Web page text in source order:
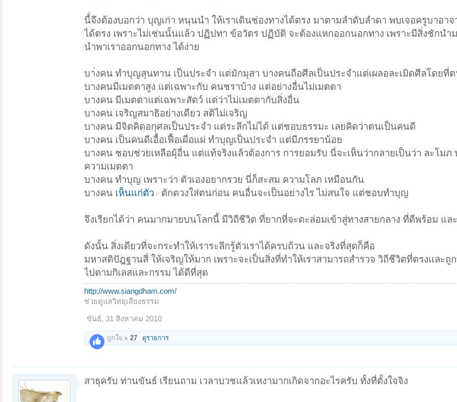
นี้่จึงต้องบอกว่า บุญเก่า หนุนนำ ให้เราเดินช่องทางได้ตรง มาตามลำดับลำดา พบเจอครูบาอา
ได้ตรง เพราะไม่เช่นนั้นแล้ว ปฏิปทา ข้อวัตร ปฏิบัติ จะต้องแหกออกนอกทาง เพราะมีสิ่งชักนำ
นำพาเราออกนอกทาง ได้ง่าย
บา่งคน ทำบุญสุนทาน เป็นประจำ แต่มักมุสา บางคนถือศีลเป็นประจำแต่เผลอละเมิดศีลโดยที่ต
บางคนมีเมตตาสูง แต่เฉพาะกับ คนชราบ้าง แต่อย่างอื่นไม่เมตตา
บางคน มีเมตตาแต่เฉพาะสัตว์ แต่ว่าไม่เมตตากับสิ่งอื่น
บางคน เจริญสมาธิอย่างเดียว สติไม่เจริญ
บางคน มีจิตคิดอกุศลเป็นประจำ แต่ระลึกไม่ได้ แต่ชอบธรรมะ เลยคิดว่าตนเป็นคนดี
บางคน เป็นคนดีเอื้อเฟื้อเผื่อแผ่ ทำบุญเป็นประจำ แต่มีภรรยาน้อย
บางคน ชอบช่วยเหลือผุ้อื่น แต่แท้จริงแล้วต้องการ การยอมรับ นี่จะเห็นว่ากลายเป็นว่า ละโมภ
ความเมตตา
บางคน ทำบุญ เพราะว่า ตัวเองอยากรวย นี่ก็สะสม ความโลภ เหมือนกัน
บางคน เห็นแก่ตัว ตักตวงใส่ตนก่อน คนอื่นจะเป็นอย่างไร ไม่สนใจ แต่ชอบทำบุญ
จึงเรียกได้ว่า คนมากมายบนโลกนี้ มีวิถีชีวิต ที่ยากที่จะตะล่อมเข้าสู่ทางสายกลาง ที่ดีพร้อม แล
ดังนั้น สิ่งเดียวที่จะกระทำให้เราระลึกรู้ตัวเราได้ครบถ้วน และจริงที่สุดก็คือ
มหาสติปัฎฐานสี่ ให้เจริญให้มาก เพราะจะเป็นสิ่งที่ทำให้เราสามารถสำรวจ วิถีชีวิตที่ตรงและถู
ไปตามกิเลสและกรรม ได้ดีที่สุด
http://www.siangdham.com/
ช่วยดูแลวิทยุเสียงธรรม
ขันธ์, 31 สิงหาคม 2010
ถูกใจ x 27 ดูรายการ
สาธุครับ ท่านขันธ์ เรียนถาม เวลาบวชแล้วเหงามากเกิดจากอะไรครับ ทั้งที่ตั้งใจจิง